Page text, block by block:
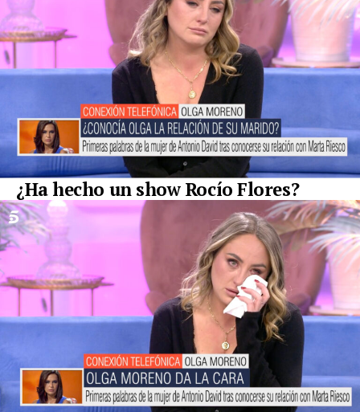
¿Ha hecho un show Rocío Flores?